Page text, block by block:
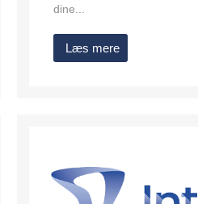
dine...
Læs mere